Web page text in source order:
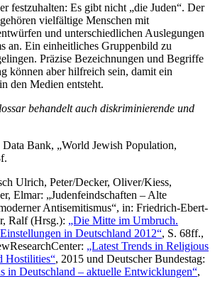
festzuhalten: Es gibt nicht „die Juden“. Der
vielfältige Menschen mit
und unterschiedlichen Auslegungen
an. Ein einheitliches Gruppenbild zu
Präzise Bezeichnungen und Begriffe
können aber hilfreich sein, damit ein
den Medien entsteht.
behandelt auch diskriminierende und
Bank, „World Jewish Population,
Ulrich, Peter/Decker, Oliver/Kiess,
Elmar: „Judenfeindschaften – Alte
Antisemitismus“, in: Friedrich-Ebert-
Ralf (Hrsg.): „Die Mitte im Umbruch.
in Deutschland 2012“, S. 68ff.,
„Latest Trends in Religious
Hostilities“, 2015 und Deutscher Bundestag:
in Deutschland – aktuelle Entwicklungen“,